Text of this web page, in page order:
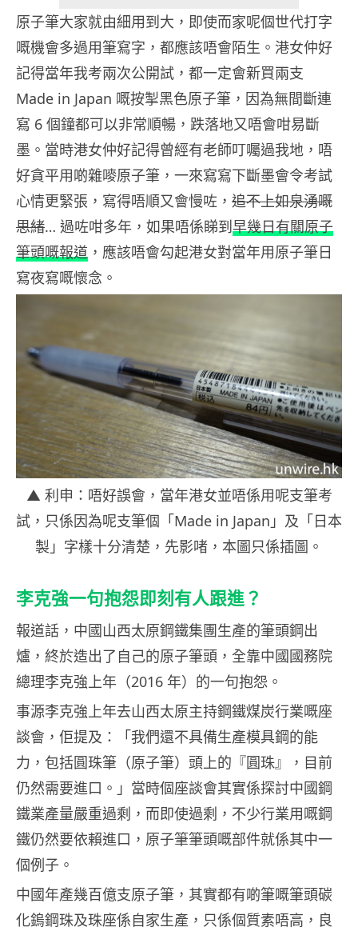
原子筆大家就由細用到大，即使而家呢個世代打字
嘅機會多過用筆寫字，都應該唔會陌生。港女仲好
記得當年我考兩次公開試，都一定會新買兩支
Made in Japan 嘅按掣黑色原子筆，因為無間斷連
寫 6 個鐘都可以非常順暢，跌落地又唔會咁易斷
墨。當時港女仲好記得曾經有老師叮囑過我地，唔
好貪平用啲雜嘜原子筆，一來寫寫下斷墨會令考試
心情更緊張，寫得唔順又會慢咗， 追不上如泉湧嘅
思緒… 過咗咁多年，如果唔係睇到早幾日有關原子
筆頭嘅報道 ，應該唔會勾起港女對當年用原子筆日
寫夜寫嘅懷念。
▲ 利申：唔好誤會，當年港女並唔係用呢支筆考
試，只係因為呢支筆個「Made in Japan」及「日本
製」字樣十分清楚，先影啫，本圖只係插圖。
李克強一句抱怨即刻有人跟進？
報道話，中國山西太原鋼鐵集團生產的筆頭鋼出
爐，終於造出了自己的原子筆頭，全靠中國國務院
總理李克強上年（2016 年）的一句抱怨。
事源李克強上年去山西太原主持鋼鐵煤炭行業嘅座
談會，佢提及：「我們還不具備生產模具鋼的能
力，包括圓珠筆（原子筆）頭上的『圓珠』，目前
仍然需要進口。」當時個座談會其實係探討中國鋼
鐵業產量嚴重過剩，而即使過剩，不少行業用嘅鋼
鐵仍然要依賴進口，原子筆筆頭嘅部件就係其中一
個例子。
中國年產幾百億支原子筆，其實都有啲筆嘅筆頭碳
化鎢鋼珠及珠座係自家生產，只係個質素唔高，良